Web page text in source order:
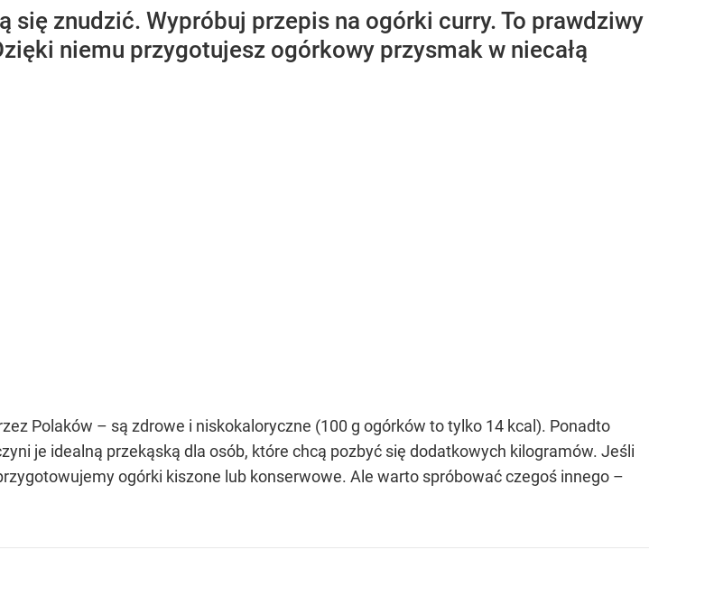
znudzić. Wypróbuj przepis na ogórki curry. To prawdziwy
niemu przygotujesz ogórkowy przysmak w niecałą
Polaków – są zdrowe i niskokaloryczne (100 g ogórków to tylko 14 kcal). Ponadto
je idealną przekąską dla osób, które chcą pozbyć się dodatkowych kilogramów. Jeśli
ogórki kiszone lub konserwowe. Ale warto spróbować czegoś innego –